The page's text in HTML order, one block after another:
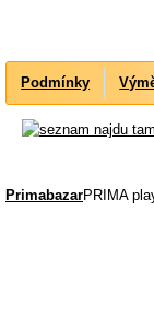
Podmínky
PrimabazarPRIMA